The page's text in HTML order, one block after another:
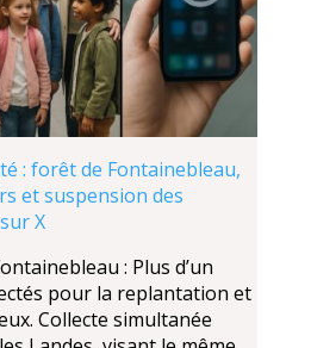
: forêt de Fontainebleau,
et suspension des
X
: Plus d’un
pour la replantation et
Collecte simultanée